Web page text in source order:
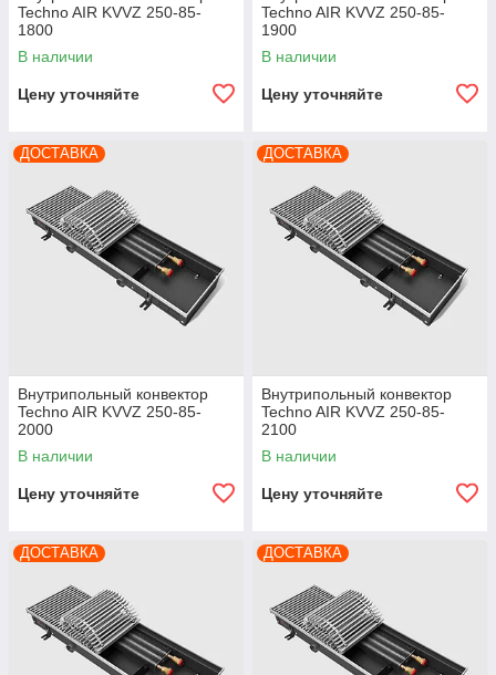
Techno AIR KVVZ 250-85-
1800
В наличии
Цену уточняйте
Techno AIR KVVZ 250-85-
1900
В наличии
Цену уточняйте
ДОСТАВКА
Внутрипольный конвектор
Techno AIR KVVZ 250-85-
2000
В наличии
Цену уточняйте
ДОСТАВКА
Внутрипольный конвектор
Techno AIR KVVZ 250-85-
2100
В наличии
Цену уточняйте
ДОСТАВКА ДОСТАВКА